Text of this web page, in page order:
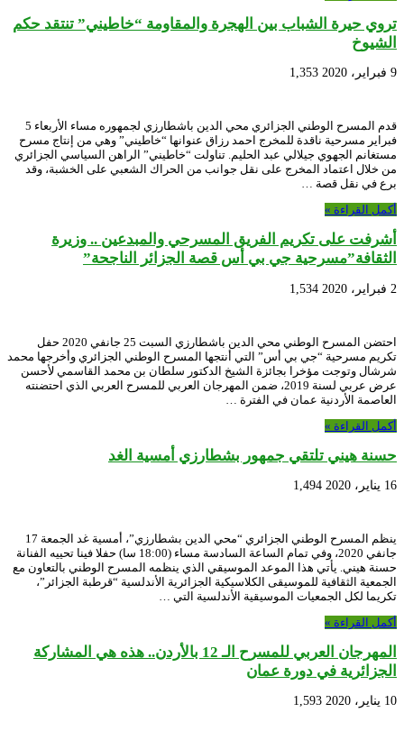
تروي حيرة الشباب بين الهجرة والمقاومة “خاطيني” تنتقد حكم
الشيوخ
9 فبراير، 2020 1,353
قدم المسرح الوطني الجزائري محي الدين باشطارزي لجمهوره مساء الأربعاء 5
فبراير مسرحية ناقدة للمخرج احمد رزاق عنوانها “خاطيني” وهي من إنتاج مسرح
مستغانم الجهوي جيلالي عبد الحليم. تناولت “خاطيني” الراهن السياسي الجزائري
من خلال اعتماد المخرج على نقل جوانب من الحراك الشعبي على الخشبة، وقد
برع في نقل قصة …
أكمل القراءة »
أشرفت على تكريم الفريق المسرحي والمبدعين .. وزيرة
الثقافة”مسرحية جي بي أس قصة الجزائر الناجحة”
2 فبراير، 2020 1,534
احتضن المسرح الوطني محي الدين باشطارزي السبت 25 جانفي 2020 حفل
تكريم مسرحية “جي بي أس” التي أنتجها المسرح الوطني الجزائري وأخرجها محمد
شرشال وتوجت مؤخرا بجائزة الشيخ الدكتور سلطان بن محمد القاسمي لأحسن
عرض عربي لسنة 2019، ضمن المهرجان العربي للمسرح العربي الذي احتضنته
العاصمة الأردنية عمان في الفترة …
أكمل القراءة »
حسنة هيني تلتقي جمهور بشطارزي أمسية الغد
16 يناير، 2020 1,494
ينظم المسرح الوطني الجزائري “محي الدين بشطارزي”، أمسية غد الجمعة 17
جانفي 2020، وفي تمام الساعة السادسة مساء (18:00 سا) حفلا فينا تحييه الفنانة
حسنة هيني. يأتي هذا الموعد الموسيقي الذي ينظمه المسرح الوطني بالتعاون مع
الجمعية الثقافية للموسيقى الكلاسيكية الجزائرية الأندلسية “قرطبة الجزائر”،
تكريما لكل الجمعيات الموسيقية الأندلسية التي …
أكمل القراءة »
المهرجان العربي للمسرح الـ 12 بالأردن.. هذه هي المشاركة
الجزائرية في دورة عمان
10 يناير، 2020 1,593